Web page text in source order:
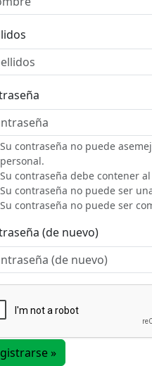
Su contraseña no puede
personal.
Su contraseña debe contener
Su contraseña no puede ser
Su contraseña no puede ser
(de nuevo)
»